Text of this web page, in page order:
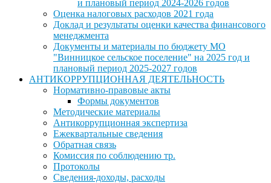
и плановый период 2024-2026 годов
Оценка налоговых расходов 2021 года
Доклад и результаты оценки качества финансового
менеджмента
Документы и материалы по бюджету МО
"Винницкое сельское поселение" на 2025 год и
плановый период 2025-2027 годов
АНТИКОРРУПЦИОННАЯ ДЕЯТЕЛЬНОСТЬ
Нормативно-правовые акты
Формы документов
Методические материалы
Антикоррупционная экспертиза
Ежеквартальные сведения
Обратная связь
Комиссия по соблюдению тр.
Протоколы
Сведения-доходы, расходы